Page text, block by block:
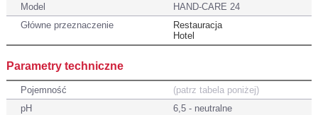
Model
HAND-CARE 24
Główne przeznaczenie
Restauracja
Hotel
Parametry techniczne
Pojemność
(patrz tabela poniżej)
pH
6,5 - neutralne